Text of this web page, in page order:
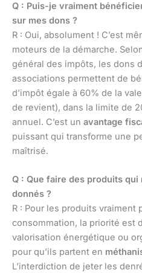
Q : Puis-je vraiment
sur mes dons ?
R : Oui, absolument ! C’est
moteurs de la démarche.
général des impôts, les dons
associations permettent de
d’impôt égale à 60% de la
de revient), dans la limite de
annuel. C’est un avantage
puissant qui transforme une
maîtrisé.
Q : Que faire des produits
donnés ?
R : Pour les produits vraiment
consommation, la priorité est
valorisation énergétique ou
pour qu’ils partent en
L’interdiction de jeter les